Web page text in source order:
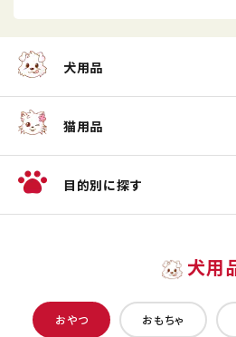
犬用品
猫用品
目的別に探す
犬用
おやつ おもちゃ